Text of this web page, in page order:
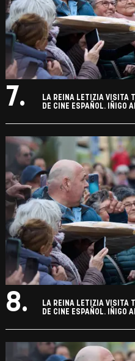
7.
LA REINA LETIZIA VISITA
DE CINE ESPAÑOL. IÑIGO
8.
LA REINA LETIZIA VISITA
DE CINE ESPAÑOL. IÑIGO